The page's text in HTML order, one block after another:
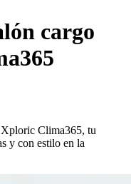
cargo
Xploric Clima365, tu
y con estilo en la